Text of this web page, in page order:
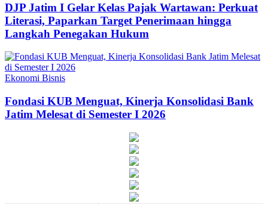
DJP Jatim I Gelar Kelas Pajak Wartawan: Perkuat
Literasi, Paparkan Target Penerimaan hingga
Langkah Penegakan Hukum
Ekonomi Bisnis
Fondasi KUB Menguat, Kinerja Konsolidasi Bank
Jatim Melesat di Semester I 2026